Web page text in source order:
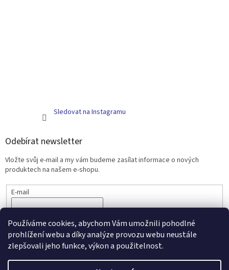
Používáme cookies, abychom Vám umožnili pohodlné
prohlížení webu a díky analýze provozu webu neustále
zlepšovali jeho funkce, výkon a použitelnost.
Sledovat na Instagramu
Odebírat newsletter
Vložte svůj e-mail a my vám budeme zasílat informace o nových
produktech na našem e-shopu.
E-mail
PŘIHLÁSIT SE